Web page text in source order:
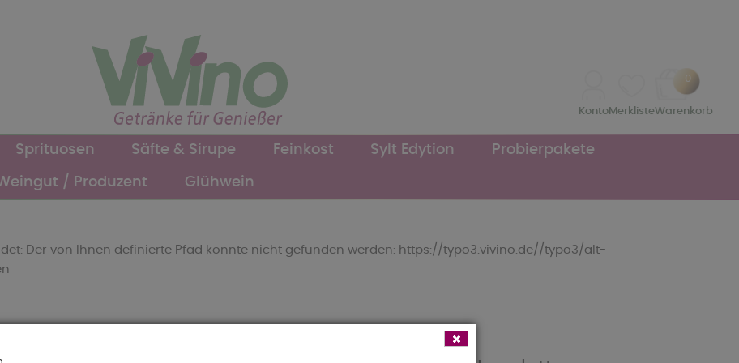
0
Warenkorb
Merkliste
Konto
Sprituosen Säfte & Sirupe Feinkost Sylt Edytion Probierpakete
/ Produzent Glühwein
Der von Ihnen definierte Pfad konnte nicht gefunden werden: https://typo3.vivino.de//typo3/alt-